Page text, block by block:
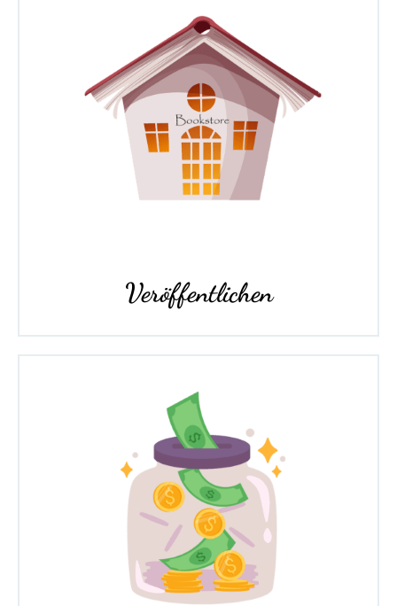
Veröffentlichen